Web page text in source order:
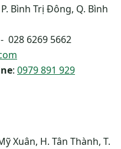
Bình Trị Đông, Q. Bình
028 6269 5662
: 0979 891 929
Xuân, H. Tân Thành, T.